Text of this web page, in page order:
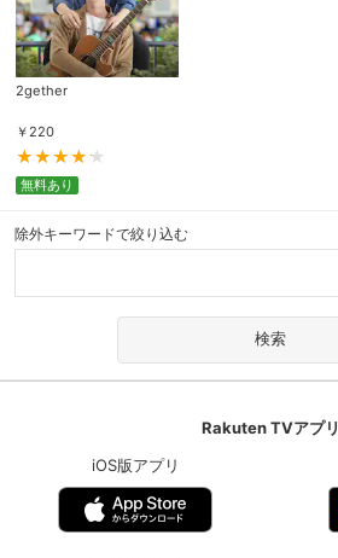
2gether
￥ 220
無料あり
除外キーワードで絞り込む
Rakuten TVアプリ
iOS版アプリ